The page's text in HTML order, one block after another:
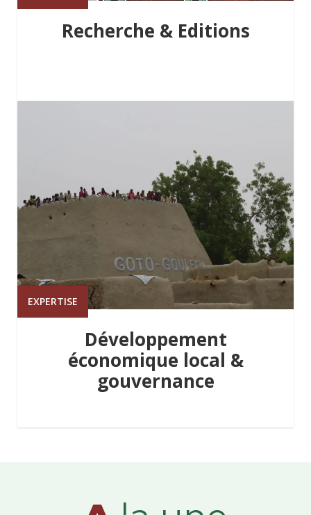
Recherche & Editions
EXPERTISE
Développement
économique local &
gouvernance